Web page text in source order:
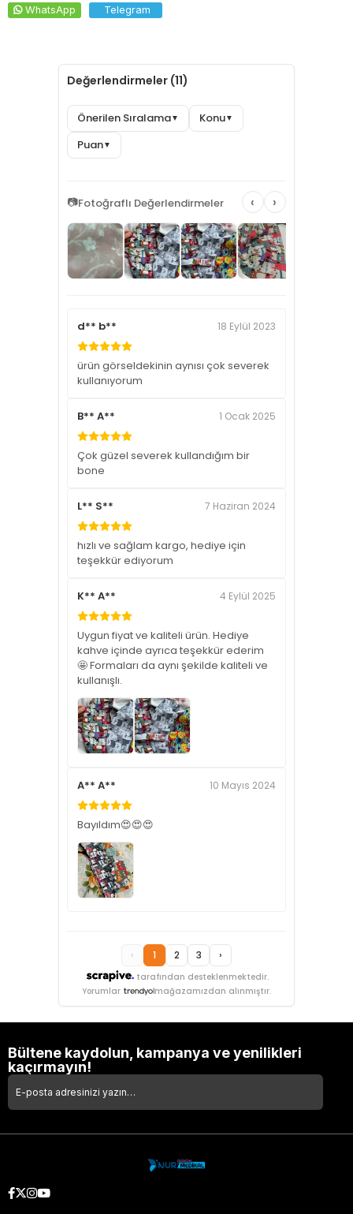
WhatsApp Telegram
Değerlendirmeler (11)
Önerilen Sıralama▼ Konu▼
Puan▼
📷Fotoğraflı Değerlendirmeler ‹ ›
d** b** 18 Eylül 2023
ürün görseldekinin aynısı çok severek
kullanıyorum
B** A** 1 Ocak 2025
Çok güzel severek kullandığım bir
bone
L** S** 7 Haziran 2024
hızlı ve sağlam kargo, hediye için
teşekkür ediyorum
K** A** 4 Eylül 2025
Uygun fiyat ve kaliteli ürün. Hediye
kahve içinde ayrıca teşekkür ederim
🤩 Formaları da aynı şekilde kaliteli ve
kullanışlı.
A** A** 10 Mayıs 2024
Bayıldım😍😍😍
tarafından desteklenmektedir.
‹ 1 2 3 ›
Yorumlar mağazamızdan alınmıştır.
Bültene kaydolun, kampanya ve yenilikleri
kaçırmayın!